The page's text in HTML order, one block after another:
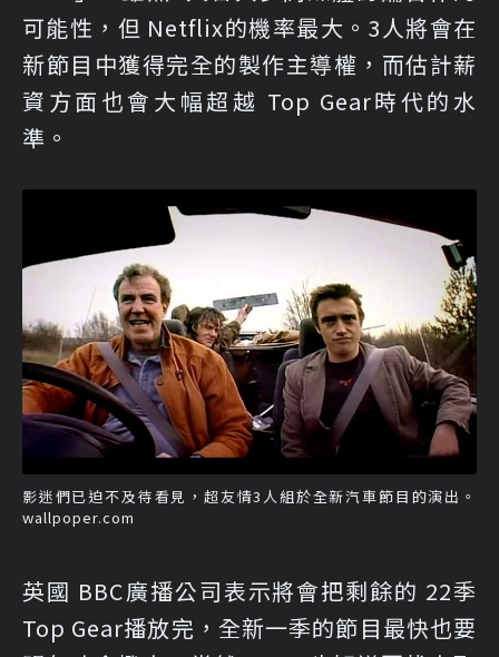
可能性，但 Netflix的機率最大。3人將會在
新節目中獲得完全的製作主導權，而估計薪
資方面也會大幅超越 Top Gear時代的水
準。
影迷們已迫不及待看見，超友情3人組於全新汽車節目的演出。
wallpoper.com
英國 BBC廣播公司表示將會把剩餘的 22季
Top Gear播放完，全新一季的節目最快也要